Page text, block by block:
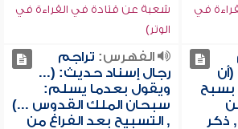
في
شعبة عن قتادة في القراءة في
الوتر)
بسبح
ذكر
الفهرس: تراجم
رجال إسناد حديث: (...
ويقول بعدما يسلم:
سبحان الملك القدوس ...)
, التسبيح بعد الفراغ من